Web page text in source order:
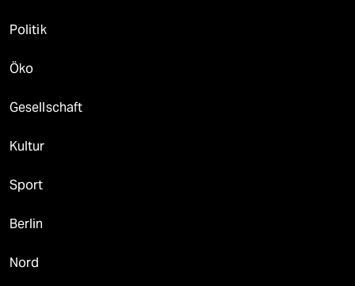
Politik
Öko
Gesellschaft
Kultur
Sport
Berlin
Nord